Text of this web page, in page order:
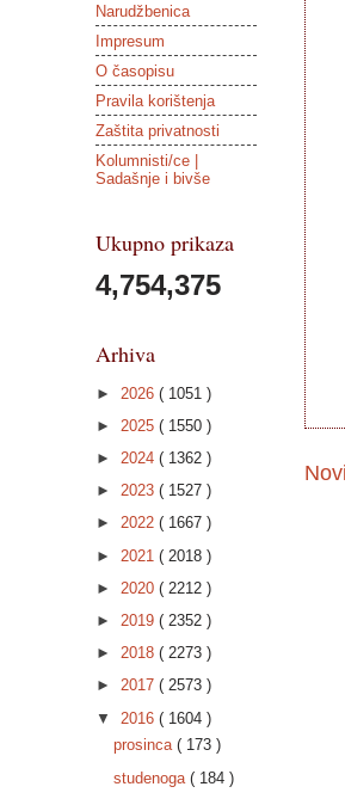
Narudžbenica
Impresum
O časopisu
Pravila korištenja
Zaštita privatnosti
Kolumnisti/ce |
Sadašnje i bivše
Ukupno prikaza
4,754,375
Arhiva
► 2026 ( 1051 )
► 2025 ( 1550 )
► 2024 ( 1362 )
► 2023 ( 1527 )
► 2022 ( 1667 )
► 2021 ( 2018 )
► 2020 ( 2212 )
► 2019 ( 2352 )
► 2018 ( 2273 )
► 2017 ( 2573 )
▼ 2016 ( 1604 )
prosinca ( 173 )
studenoga ( 184 )